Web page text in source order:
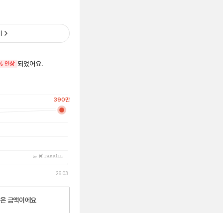
인상 되었어요.
26.03
by
390만
금액이에요